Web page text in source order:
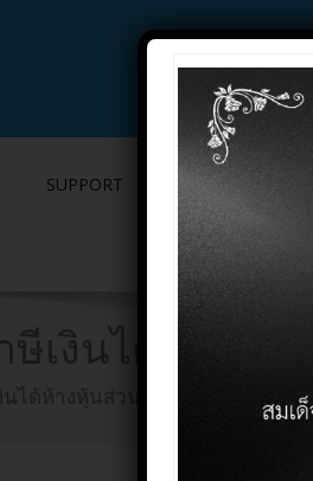
SUPPORT PRODUCTS
ษีเงินได้ห้าง
นได้ห้างหุ้นส่วนและคณะบุคคลที่มิใ